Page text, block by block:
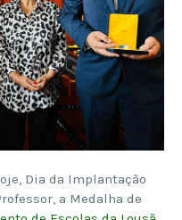
Dia da Implantação
a Medalha de